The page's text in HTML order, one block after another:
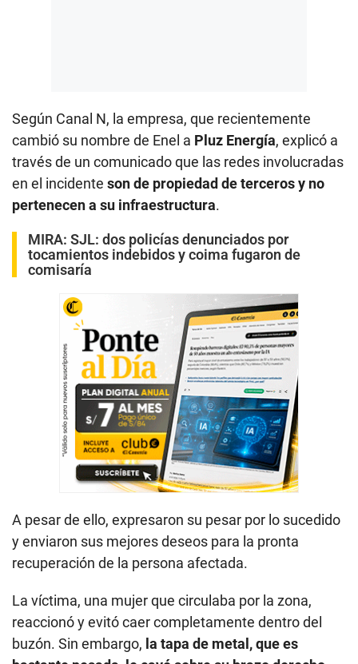
Según Canal N, la empresa, que recientemente
cambió su nombre de Enel a Pluz Energía, explicó a
través de un comunicado que las redes involucradas
en el incidente son de propiedad de terceros y no
pertenecen a su infraestructura.
MIRA: SJL: dos policías denunciados por
tocamientos indebidos y coima fugaron de
comisaría
A pesar de ello, expresaron su pesar por lo sucedido
y enviaron sus mejores deseos para la pronta
recuperación de la persona afectada.
La víctima, una mujer que circulaba por la zona,
reaccionó y evitó caer completamente dentro del
buzón. Sin embargo, la tapa de metal, que es